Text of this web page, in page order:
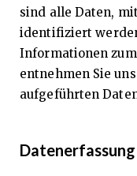
sind alle Daten,
identifiziert
Informationen
entnehmen Sie
aufgeführten